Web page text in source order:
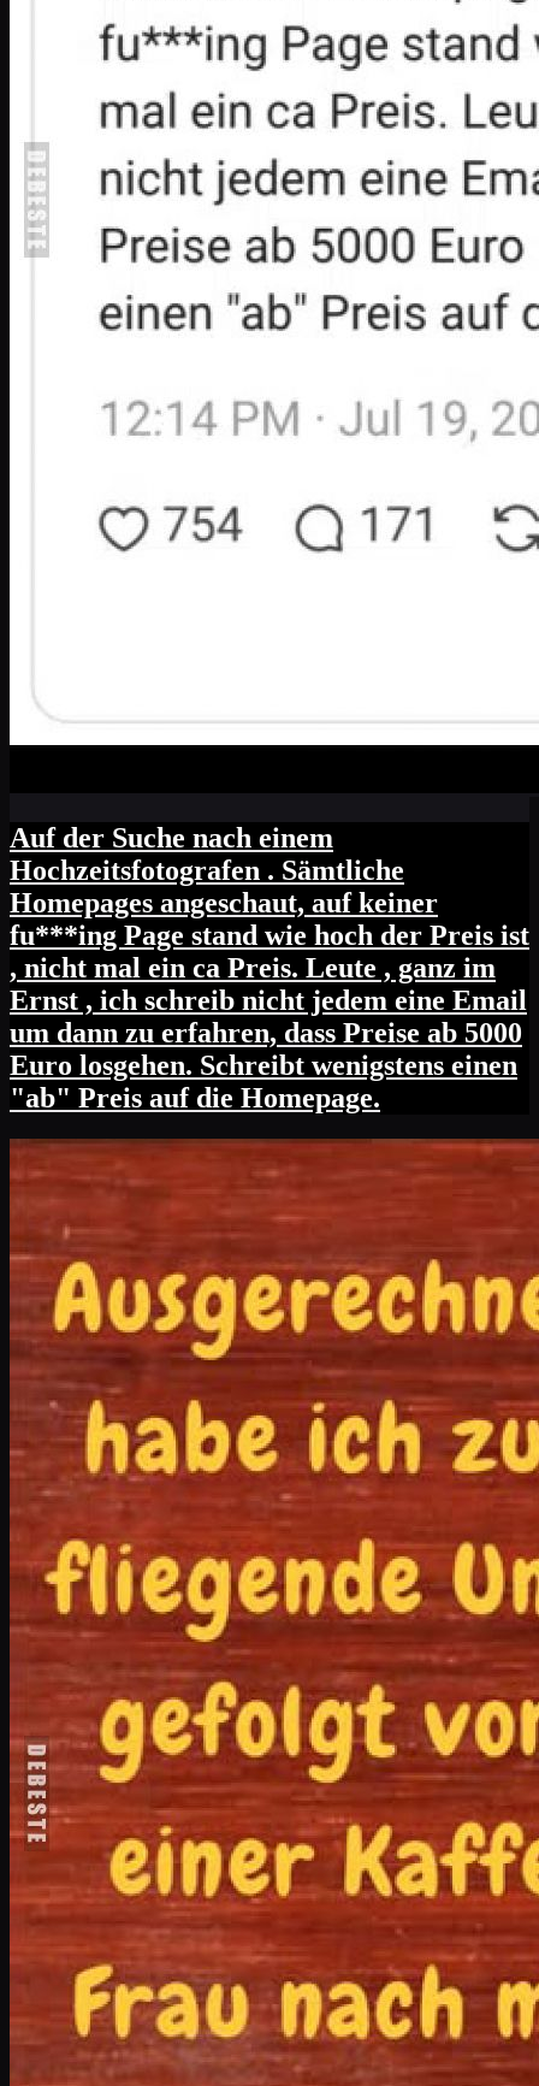
Auf der Suche nach einem
Hochzeitsfotografen . Sämtliche
Homepages angeschaut, auf keiner
fu***ing Page stand wie hoch der Preis ist
, nicht mal ein ca Preis. Leute , ganz im
Ernst , ich schreib nicht jedem eine Email
um dann zu erfahren, dass Preise ab 5000
Euro losgehen. Schreibt wenigstens einen
"ab" Preis auf die Homepage.